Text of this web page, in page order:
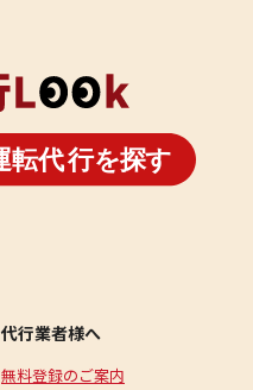
代行業者様へ
無料登録のご案内